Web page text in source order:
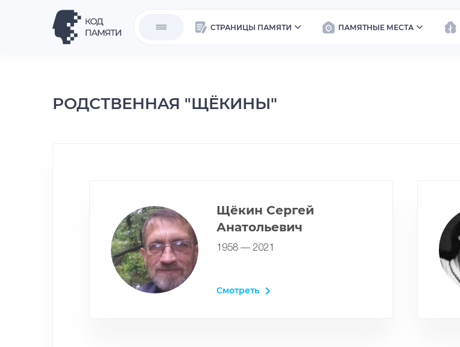
СТРАНИЦЫ ПАМЯТИ ПАМЯТНЫЕ МЕСТА
РОДСТВЕННАЯ "ЩЁКИНЫ"
Щёкин Сергей
Анатольевич
1958 — 2021
Смотреть